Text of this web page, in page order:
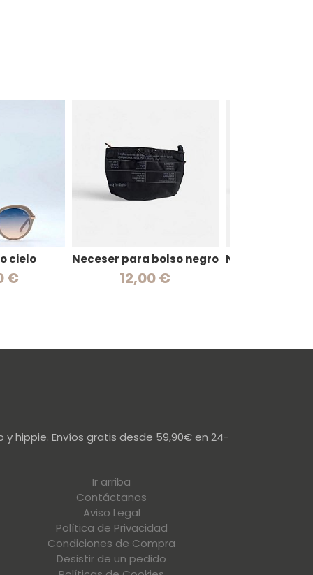
cielo
€
Neceser para bolso negro
12,00 €
Neceser para
hippie. Envíos gratis desde 59,90€ en 24-
Ir arriba
Contáctanos
Aviso Legal
Política de Privacidad
Condiciones de Compra
Desistir de un pedido